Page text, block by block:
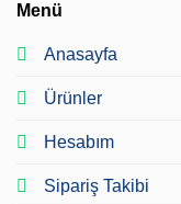
Menü
Anasayfa
Ürünler
Hesabım
Sipariş Takibi